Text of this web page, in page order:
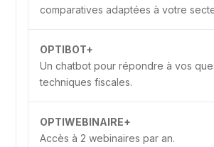
comparatives adaptées à votre
OPTIBOT+
Un chatbot pour répondre à vos
techniques fiscales.
OPTIWEBINAIRE+
Accès à 2 webinaires par an.